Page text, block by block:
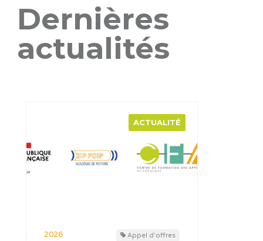
Dernières
actualités
ACTUALITÉ
2026 Appel d'offres